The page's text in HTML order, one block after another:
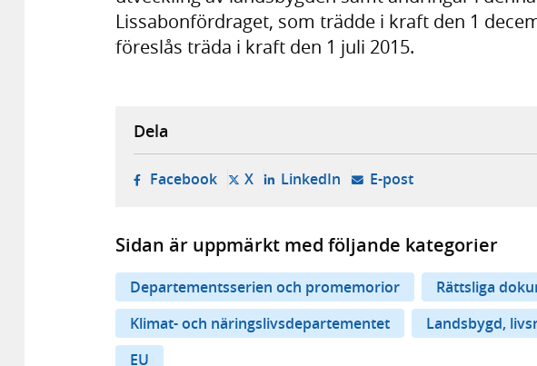
Lissabonfördraget, som trädde i kraft den 1
föreslås träda i kraft den 1 juli 2015.
Dela
Facebook- öppnas i ny flik, extern webbplats,
X- öppnas i ny flik, extern webbplats,
LinkedIn- öppnas i ny flik, extern
E-post- öppnar din e-
Sidan är uppmärkt med följande kategorier
Departementsserien och promemorior
Rättsliga
Klimat- och näringslivsdepartementet
Landsbygd,
EU